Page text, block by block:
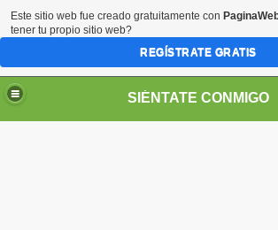
SIÉNTATE CONMIGO
Este sitio web fue creado gratuitamente con
tener tu propio sitio web?
REGÍSTRATE GRATIS